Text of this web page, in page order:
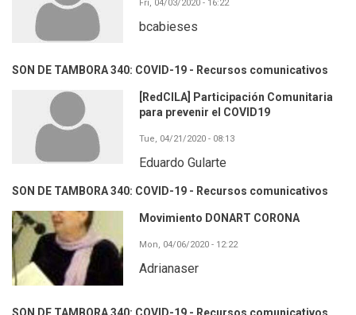
Fri, 04/03/2020 - 16:22
bcabieses
SON DE TAMBORA 340: COVID-19 - Recursos comunicativos
[RedCILA] Participación Comunitaria
para prevenir el COVID19
Tue, 04/21/2020 - 08:13
Eduardo Gularte
SON DE TAMBORA 340: COVID-19 - Recursos comunicativos
Movimiento DONART CORONA
Mon, 04/06/2020 - 12:22
Adrianaser
SON DE TAMBORA 340: COVID-19 - Recursos comunicativos